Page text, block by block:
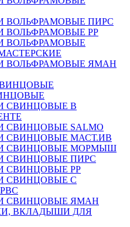
ПИРС
РР
ЯМАН
СВИНЦОВЫЕ В
SALMO
МАСТ.ИВ
СВИНЦОВЫЕ МОРМЫШ
ПИРС
РР
СВИНЦОВЫЕ С
СВИНЦОВЫЕ ЯМАН